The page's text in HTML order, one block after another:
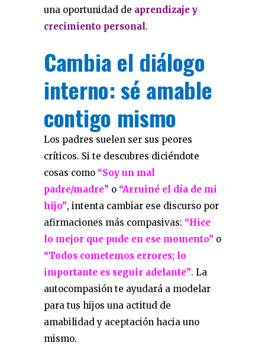
una oportunidad de aprendizaje y
crecimiento personal.
Cambia el diálogo
interno: sé amable
contigo mismo
Los padres suelen ser sus peores
críticos. Si te descubres diciéndote
cosas como “Soy un mal
padre/madre” o “Arruiné el día de mi
hijo”, intenta cambiar ese discurso por
afirmaciones más compasivas: “Hice
lo mejor que pude en ese momento” o
“Todos cometemos errores; lo
importante es seguir adelante”. La
autocompasión te ayudará a modelar
para tus hijos una actitud de
amabilidad y aceptación hacia uno
mismo.